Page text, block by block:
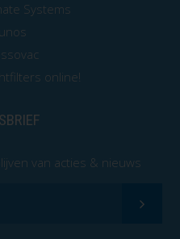
Systems
online!
van acties & nieuws